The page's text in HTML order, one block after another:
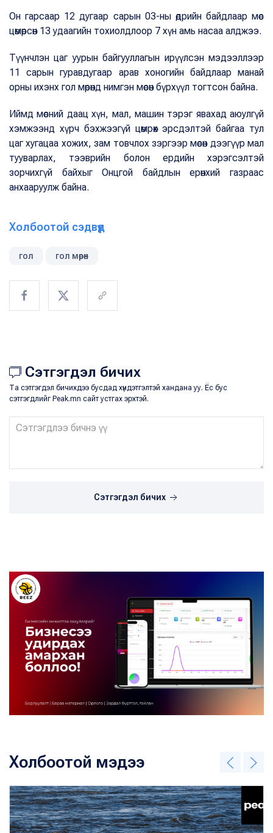
Он гарсаар 12 дугаар сарын 03-ны өдрийн байдлаар мөс
цөмөрсөн 13 удаагийн тохиолдлоор 7 хүн амь насаа алджээ.
Түүнчлэн цаг уурын байгууллагын ирүүлсэн мэдээллээр
11 сарын гуравдугаар арав хоногийн байдлаар манай
орны ихэнх гол мөрөнд нимгэн мөсөн бүрхүүл тогтсон байна.
Иймд мөсний даац хүн, мал, машин тэрэг явахад аюулгүй
хэмжээнд хүрч бэхжээгүй цөмрөх эрсдэлтэй байгаа тул
цаг хугацаа хожих, зам товчлох зэргээр мөсөн дээгүүр мал
тууварлах, тээврийн болон ердийн хэрэгсэлтэй
зорчихгүй байхыг Онцгой байдлын ерөнхий газраас
анхааруулж байна.
Холбоотой сэдвүүд
гол гол мөрөн
Сэтгэгдэл бичих
Та сэтгэгдэл бичихдээ бусдад хүндэтгэлтэй хандана уу. Ёс бус
сэтгэгдлийг Peak.mn сайт устгах эрхтэй.
Сэтгэгдэл бичих
Холбоотой мэдээ